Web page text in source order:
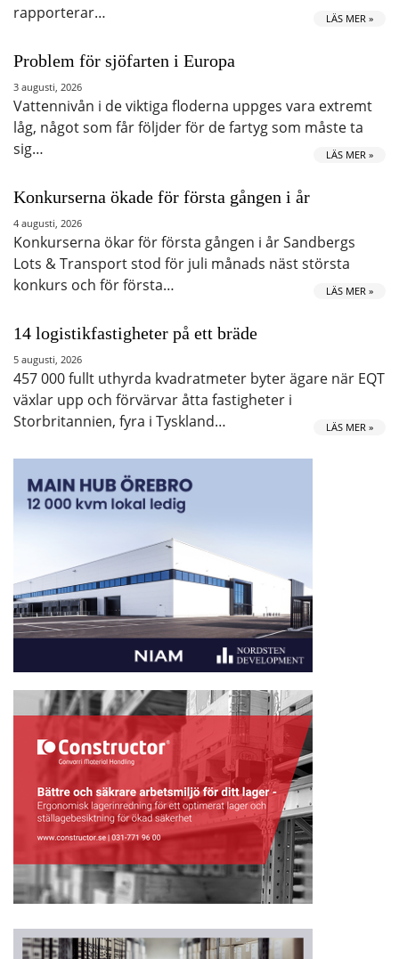
rapporterar…
LÄS MER »
Problem för sjöfarten i Europa
3 augusti, 2026
Vattennivån i de viktiga floderna uppges vara extremt
låg, något som får följder för de fartyg som måste ta
sig…
LÄS MER »
Konkurserna ökade för första gången i år
4 augusti, 2026
Konkurserna ökar för första gången i år Sandbergs
Lots & Transport stod för juli månads näst största
konkurs och för första…
LÄS MER »
14 logistikfastigheter på ett bräde
5 augusti, 2026
457 000 fullt uthyrda kvadratmeter byter ägare när EQT
växlar upp och förvärvar åtta fastigheter i
Storbritannien, fyra i Tyskland…
LÄS MER »